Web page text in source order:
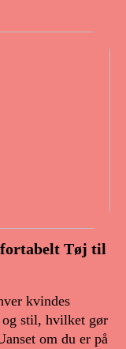
Tøj til
kvindes
og stil, hvilket gør
om du er på